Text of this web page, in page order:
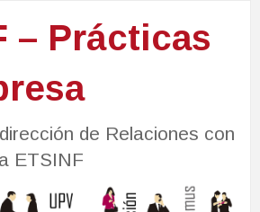
– Prácticas
de Relaciones con
ETSINF